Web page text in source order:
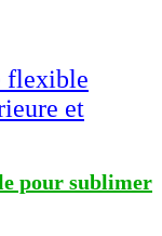
flexible
et
pour sublimer